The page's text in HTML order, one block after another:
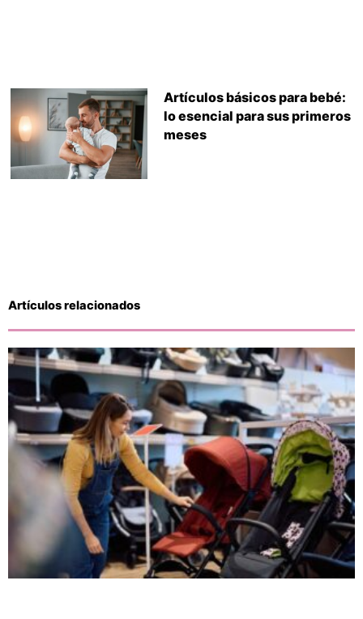
Artículos básicos para bebé:
lo esencial para sus primeros
meses
Artículos relacionados